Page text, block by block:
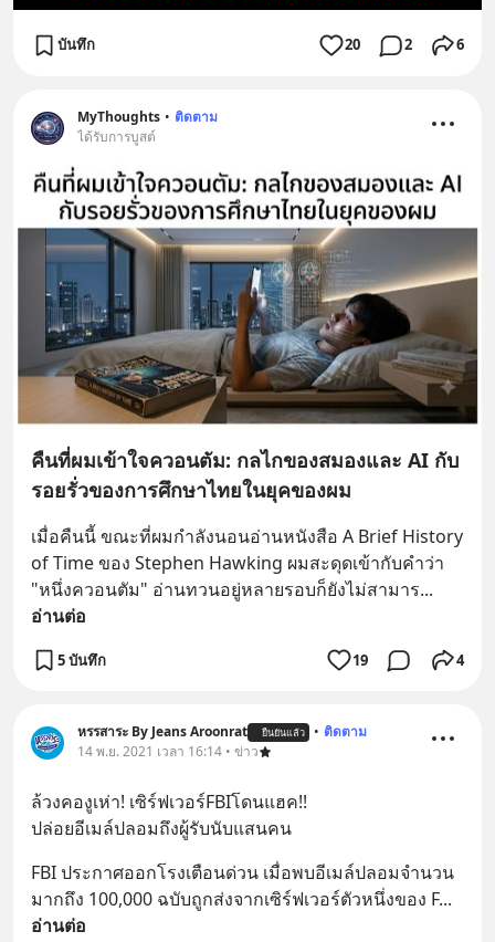
บันทึก 20 2 6
MyThoughts • ติดตาม
ได้รับการบูสต์
คืนที่ผมเข้าใจควอนตัม: กลไกของสมองและ AI กับ
รอยรั่วของการศึกษาไทยในยุคของผม
เมื่อคืนนี้ ขณะที่ผมกำลังนอนอ่านหนังสือ A Brief History
of Time ของ Stephen Hawking ผมสะดุดเข้ากับคำว่า
"หนึ่งควอนตัม" อ่านทวนอยู่หลายรอบก็ยังไม่สามาร
อ่านต่อ
5 บันทึก 19 4
หรรสาระ By Jeans Aroonrat ยืนยันแล้ว • ติดตาม
14 พ.ย. 2021 เวลา 16:14 • ข่าว
ล้วงคองูเห่า! เซิร์ฟเวอร์FBIโดนแฮค!!
ปล่อยอีเมล์ปลอมถึงผู้รับนับแสนคน
FBI ประกาศออกโรงเตือนด่วน เมื่อพบอีเมล์ปลอมจำนวน
มากถึง 100,000 ฉบับถูกส่งจากเซิร์ฟเวอร์ตัวหนึ่งของ F
อ่านต่อ